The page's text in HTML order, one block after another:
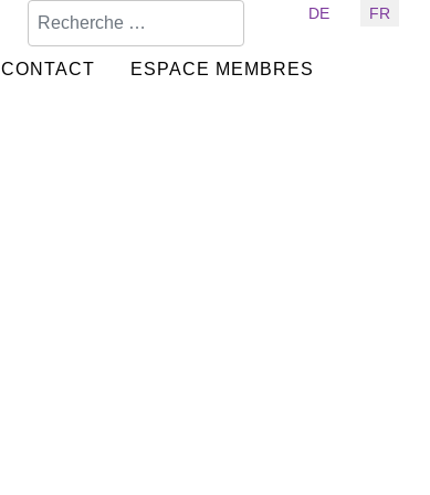
Sélectionnez votre langue
DE FR
CONTACT ESPACE MEMBRES